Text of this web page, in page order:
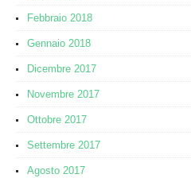
Febbraio 2018
Gennaio 2018
Dicembre 2017
Novembre 2017
Ottobre 2017
Settembre 2017
Agosto 2017